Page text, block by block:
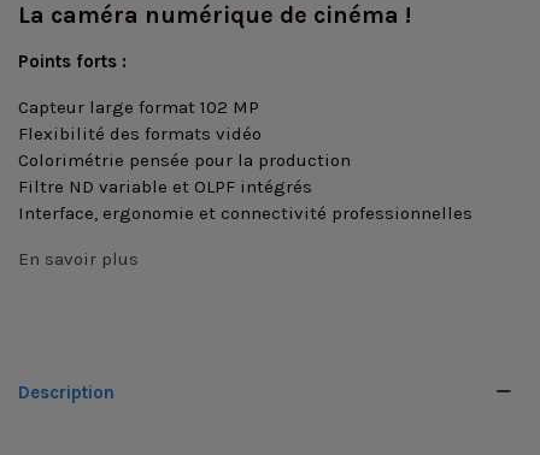
La caméra numérique de cinéma !
Points forts :
Capteur large format 102 MP
Flexibilité des formats vidéo
Colorimétrie pensée pour la production
Filtre ND variable et OLPF intégrés
Interface, ergonomie et connectivité professionnelles
En savoir plus
Description